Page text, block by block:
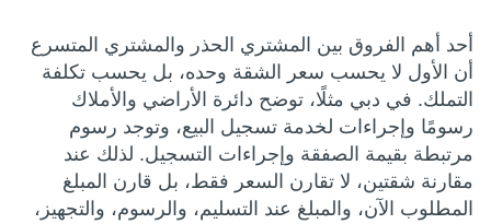
أحد أهم الفروق بين المشتري الحذر والمشتري المتسرع
أن الأول لا يحسب سعر الشقة وحده، بل يحسب تكلفة
التملك. في دبي مثلًا، توضح دائرة الأراضي والأملاك
رسومًا وإجراءات لخدمة تسجيل البيع، وتوجد رسوم
مرتبطة بقيمة الصفقة وإجراءات التسجيل. لذلك عند
مقارنة شقتين، لا تقارن السعر فقط، بل قارن المبلغ
المطلوب الآن، والمبلغ عند التسليم، والرسوم، والتجهيز،